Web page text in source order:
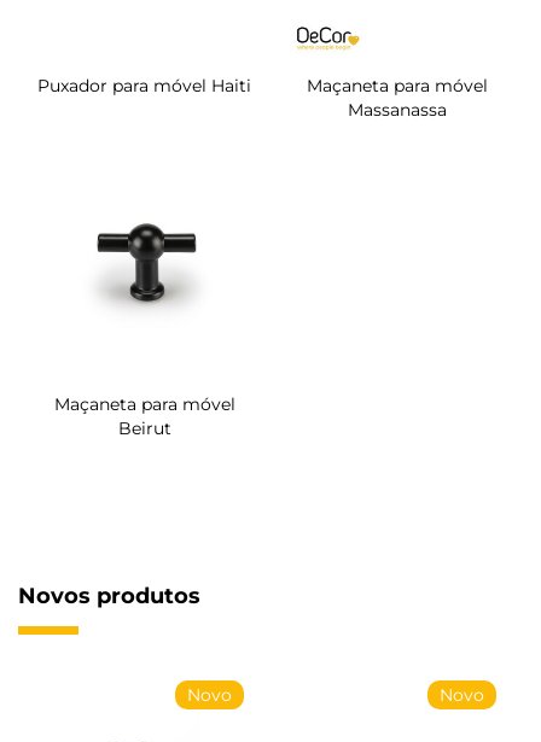
Puxador para móvel Haiti
Maçaneta para móvel
Massanassa
Maçaneta para móvel
Beirut
Novos produtos
Novo Novo